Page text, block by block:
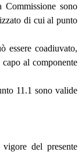
sono
di cui al punto
essere coadiuvato,
al componente
11.1 sono valide
del presente